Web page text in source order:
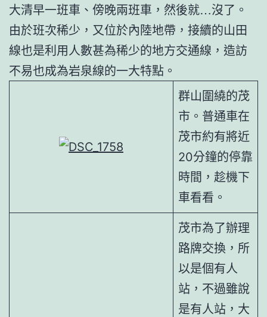
大清早一班車、傍晚兩班車，然後就…沒了。
由於班次稀少，又位於內陸地帶，接續的山田
線也是利用人數甚為稀少的地方交通線，造訪
不易也成為岩泉線的一大特點。
群山圍繞的茂
市。普通車在
茂市約有將近
20分鐘的停靠
時間，趁機下
車看看。
茂市為了辦理
路牌交換，所
以是個有人
站，不過雖說
是有人站，大